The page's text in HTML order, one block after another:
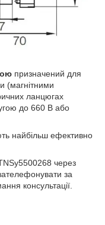
призначений для
(магнітними
ланцюгах
до 660 В або
найбільш ефективно
через
за
консультації.